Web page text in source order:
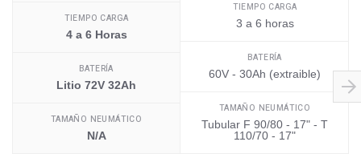
TIEMPO CARGA
4 a 6 Horas
BATERÍA
Litio 72V 32Ah
TAMAÑO NEUMÁTICO
N/A
TIEMPO CARGA
3 a 6 horas
BATERÍA
60V - 30Ah (extraible)
TAMAÑO NEUMÁTICO
Tubular F 90/80 - 17" - T
110/70 - 17"